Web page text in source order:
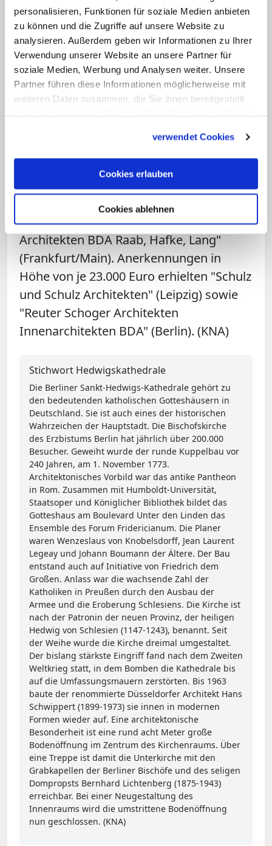
personalisieren, Funktionen für soziale Medien anbieten
zu können und die Zugriffe auf unsere Website zu
analysieren. Außerdem geben wir Informationen zu Ihrer
Verwendung unserer Website an unsere Partner für
soziale Medien, Werbung und Analysen weiter. Unsere
Partner führen diese Informationen möglicherweise mit
weiteren Daten zusammen, die Sie ihnen bereitgestellt
verwendet Cookies
Cookies erlauben
Cookies ablehnen
Finanzierungskonzept erstellt werden.
Deshalb seien die Baukosten derzeit
noch nicht verlässlich zu beziffern. Nach
Angaben Rothers soll das Projekt vor
allem durch Rücklagen des Erzbistums,
staatliche Fördermittel, eine neue
Die Jury verlieh auch zwei dritte Preise in
Höhe von je 32.000 Euro. Sie gingen an
die "ARGE Ruf und Partner Architekten
und J.-C. Quinton" (Berlin) sowie die "o5
Architekten BDA Raab, Hafke, Lang"
(Frankfurt/Main). Anerkennungen in
Höhe von je 23.000 Euro erhielten "Schulz
und Schulz Architekten" (Leipzig) sowie
"Reuter Schoger Architekten
Innenarchitekten BDA" (Berlin). (KNA)
Stichwort Hedwigskathedrale
Die Berliner Sankt-Hedwigs-Kathedrale gehört zu
den bedeutenden katholischen Gotteshäusern in
Deutschland. Sie ist auch eines der historischen
Wahrzeichen der Hauptstadt. Die Bischofskirche
des Erzbistums Berlin hat jährlich über 200.000
Besucher. Geweiht wurde der runde Kuppelbau vor
240 Jahren, am 1. November 1773.
Architektonisches Vorbild war das antike Pantheon
in Rom. Zusammen mit Humboldt-Universität,
Staatsoper und Königlicher Bibliothek bildet das
Gotteshaus am Boulevard Unter den Linden das
Ensemble des Forum Fridericianum. Die Planer
waren Wenzeslaus von Knobelsdorff, Jean Laurent
Legeay und Johann Boumann der Ältere. Der Bau
entstand auch auf Initiative von Friedrich dem
Großen. Anlass war die wachsende Zahl der
Katholiken in Preußen durch den Ausbau der
Armee und die Eroberung Schlesiens. Die Kirche ist
nach der Patronin der neuen Provinz, der heiligen
Hedwig von Schlesien (1147-1243), benannt. Seit
der Weihe wurde die Kirche dreimal umgestaltet.
Der bislang stärkste Eingriff fand nach dem Zweiten
Weltkrieg statt, in dem Bomben die Kathedrale bis
auf die Umfassungsmauern zerstörten. Bis 1963
baute der renommierte Düsseldorfer Architekt Hans
Schwippert (1899-1973) sie innen in modernen
Formen wieder auf. Eine architektonische
Besonderheit ist eine rund acht Meter große
Bodenöffnung im Zentrum des Kirchenraums. Über
eine Treppe ist damit die Unterkirche mit den
Grabkapellen der Berliner Bischöfe und des seligen
Dompropsts Bernhard Lichtenberg (1875-1943)
erreichbar. Bei einer Neugestaltung des
Innenraums wird die umstrittene Bodenöffnung
nun geschlossen. (KNA)